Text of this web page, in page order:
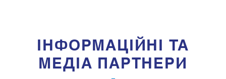
IНФОРМАЦIЙНI ТА
МЕДIА ПАРТНЕРИ